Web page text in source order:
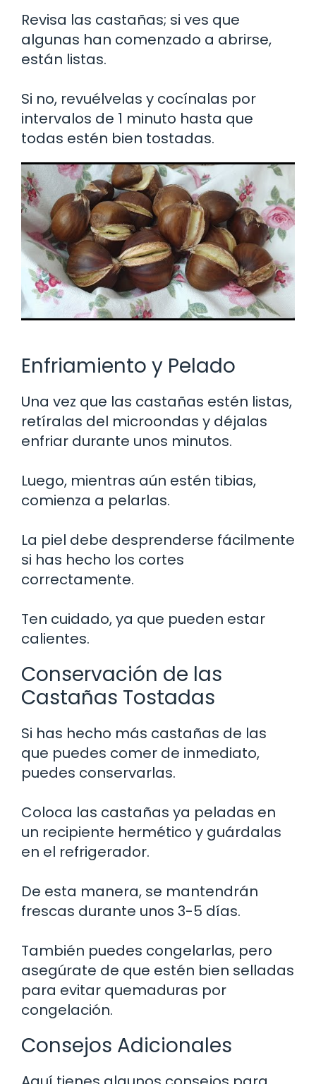
Revisa las castañas; si ves que
algunas han comenzado a abrirse,
están listas.
Si no, revuélvelas y cocínalas por
intervalos de 1 minuto hasta que
todas estén bien tostadas.
Enfriamiento y Pelado
Una vez que las castañas estén listas,
retíralas del microondas y déjalas
enfriar durante unos minutos.
Luego, mientras aún estén tibias,
comienza a pelarlas.
La piel debe desprenderse fácilmente
si has hecho los cortes
correctamente.
Ten cuidado, ya que pueden estar
calientes.
Conservación de las
Castañas Tostadas
Si has hecho más castañas de las
que puedes comer de inmediato,
puedes conservarlas.
Coloca las castañas ya peladas en
un recipiente hermético y guárdalas
en el refrigerador.
De esta manera, se mantendrán
frescas durante unos 3-5 días.
También puedes congelarlas, pero
asegúrate de que estén bien selladas
para evitar quemaduras por
congelación.
Consejos Adicionales